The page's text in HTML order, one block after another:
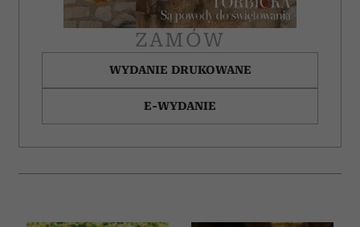
ZAMÓW
WYDANIE DRUKOWANE
E-WYDANIE